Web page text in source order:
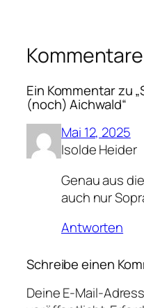
Kommentare
Ein Kommentar zu
(noch) Aichwald“
Mai 12, 2025
Isolde Heider
Genau aus
auch nur
Antworten
Schreibe einen
Deine E-Mail-